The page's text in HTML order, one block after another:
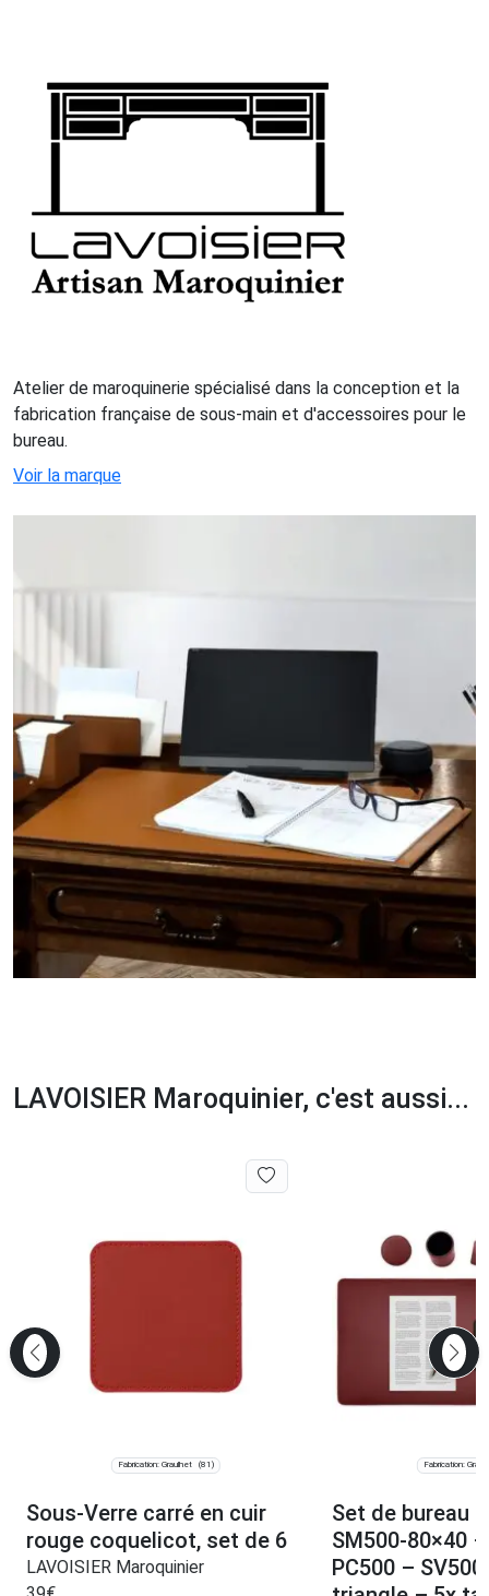
Atelier de maroquinerie spécialisé dans la conception et la
fabrication française de sous-main et d'accessoires pour le
bureau.
Voir la marque
LAVOISIER Maroquinier, c'est aussi...
Fabrication: Graulhet (81)
Sous-Verre carré en cuir
rouge coquelicot, set de 6
LAVOISIER Maroquinier
Fabrication:
Set de bureau
SM500-80×40
PC500 –